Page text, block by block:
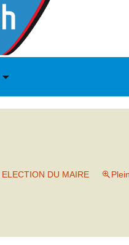
ELECTION DU MAIRE